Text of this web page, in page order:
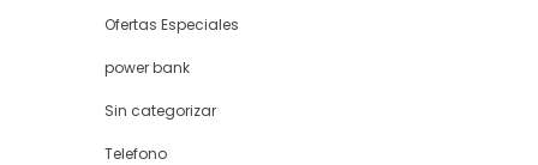
Ofertas Especiales
power bank
Sin categorizar
Telefono